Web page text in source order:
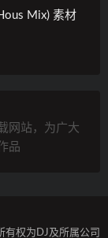
Mix) 素材
网站，为广大
品
权为DJ及所属公司